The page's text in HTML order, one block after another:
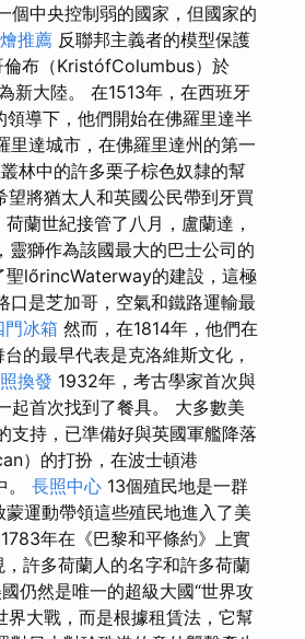
個中央控制弱的國家，但國家的
推薦 反聯邦主義者的模型保護
倫布（KristófColumbus）於
新大陸。 在1513年，在西班牙
導下，他們開始在佛羅里達半
里達城市，在佛羅里達州的第一
林中的許多栗子棕色奴隸的幫
望將猶太人和英國公民帶到牙買
蘭世紀接管了八月，盧蘭達，
獅作為該國最大的巴士公司的
聖lőrincWaterway的建設，這極
口是芝加哥，空氣和鐵路運輸最
門冰箱 然而，在1814年，他們在
的最早代表是克洛維斯文化，
換發 1932年，考古學家首次與
起首次找到了餐具。 大多數美
支持，已準備好與英國軍艦降落
）的打扮，在波士頓港
長照中心 13個殖民地是一群
蒙運動帶領這些殖民地進入了美
年在《巴黎和平條約》上實
許多荷蘭人的名字和許多荷蘭
仍然是唯一的超級大國“世界攻
大戰，而是根據租賃法，它幫